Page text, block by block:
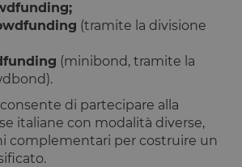
(tramite la divisione
(minibond, tramite la
di partecipare alla
italiane con modalità diverse,
complementari per costruire un
impostati
browser
quando non
viene
anno, in
che i
di ritorno al